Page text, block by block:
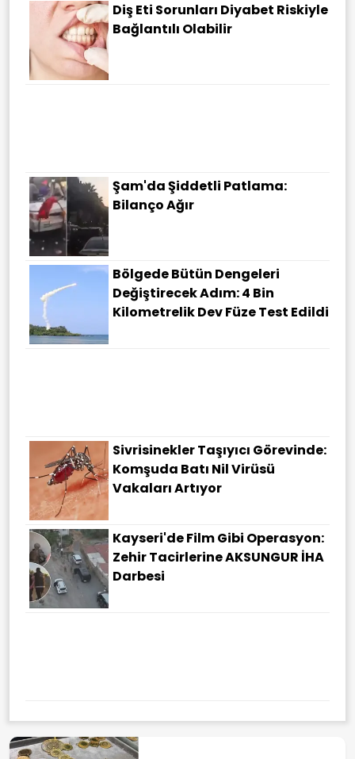
Diş Eti Sorunları Diyabet Riskiyle
Bağlantılı Olabilir
Şam'da Şiddetli Patlama:
Bilanço Ağır
Bölgede Bütün Dengeleri
Değiştirecek Adım: 4 Bin
Kilometrelik Dev Füze Test Edildi
Sivrisinekler Taşıyıcı Görevinde:
Komşuda Batı Nil Virüsü
Vakaları Artıyor
Kayseri'de Film Gibi Operasyon:
Zehir Tacirlerine AKSUNGUR İHA
Darbesi